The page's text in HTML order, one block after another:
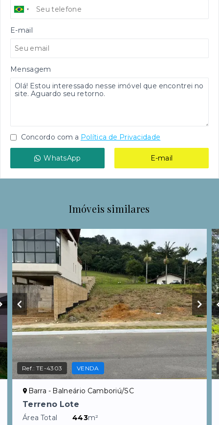
E-mail
Mensagem
Concordo com a Política de Privacidade
WhatsApp E-mail
Imóveis similares
Ref.:TE-4303 VENDA
Barra - Balneário Camboriú/SC
Terreno Lote
Área Total 443m²